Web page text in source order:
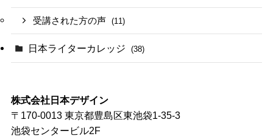
受講された方の声 (11)
日本ライターカレッジ (38)
株式会社日本デザイン
〒170-0013 東京都豊島区東池袋1-35-3
池袋センタービル2F